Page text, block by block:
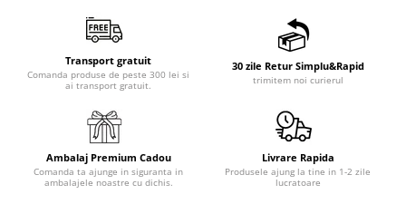
Transport gratuit
Comanda produse de peste 300 lei si
ai transport gratuit.
30 zile Retur Simplu&Rapid
trimitem noi curierul
Ambalaj Premium Cadou
Comanda ta ajunge in siguranta in
ambalajele noastre cu dichis.
Livrare Rapida
Produsele ajung la tine in 1-2 zile
lucratoare